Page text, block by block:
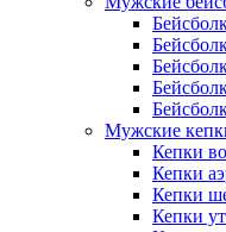
Мужские
Кепки
Кепки
Кепки
Кепки